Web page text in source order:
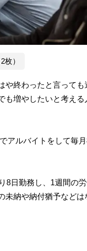
枚）
終わったと言って
増やしたいと考え
アルバイトをして毎
日勤務し、1週間の
納や納付猶予など